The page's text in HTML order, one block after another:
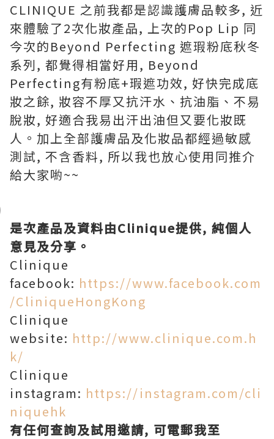
CLINIQUE 之前我都是認識護膚品較多, 近
來體驗了2次化妝產品, 上次的Pop Lip 同
今次的Beyond Perfecting 遮瑕粉底秋冬
系列, 都覺得相當好用, Beyond
Perfecting有粉底+瑕遮功效, 好快完成底
妝之餘, 妝容不厚又抗汗水、抗油脂、不易
脫妝, 好適合我易出汗出油但又要化妝既
人。加上全部護膚品及化妝品都經過敏感
測試, 不含香料, 所以我也放心使用同推介
給大家喲~~
是次產品及資料由Clinique提供, 純個人
意見及分享。
Clinique
facebook: https://www.facebook.com
/CliniqueHongKong
Clinique
website: http://www.clinique.com.h
k/
Clinique
instagram: https://instagram.com/cli
niquehk
有任何查詢及試用邀請, 可電郵我至